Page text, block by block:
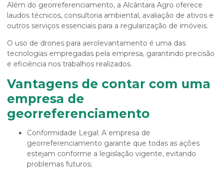
Além do georreferenciamento, a Alcântara Agro oferece
laudos técnicos, consultoria ambiental, avaliação de ativos e
outros serviços essenciais para a regularização de imóveis.
O uso de drones para aerolevantamento é uma das
tecnologias empregadas pela empresa, garantindo precisão
e eficiência nos trabalhos realizados.
Vantagens de contar com uma
empresa de
georreferenciamento
Conformidade Legal: A empresa de
georreferenciamento garante que todas as ações
estejam conforme a legislação vigente, evitando
problemas futuros;